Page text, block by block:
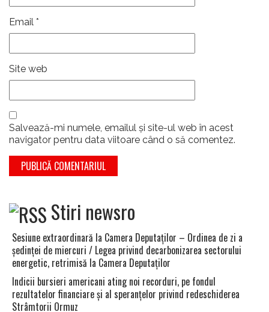
Email *
Site web
Salvează-mi numele, emailul și site-ul web în acest
navigator pentru data viitoare când o să comentez.
Stiri newsro
Sesiune extraordinară la Camera Deputaţilor – Ordinea de zi a
şedinţei de miercuri / Legea privind decarbonizarea sectorului
energetic, retrimisă la Camera Deputaţilor
Indicii bursieri americani ating noi recorduri, pe fondul
rezultatelor financiare şi al speranţelor privind redeschiderea
Strâmtorii Ormuz